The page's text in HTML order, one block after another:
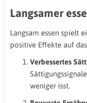
Langsamer
Langsam essen spielt
positive Effekte auf
Verbessertes
weniger isst.